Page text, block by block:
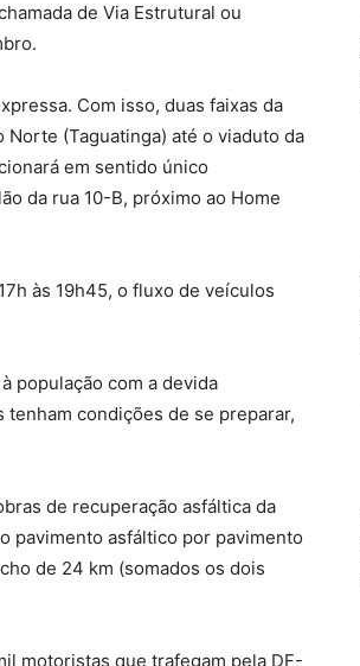
de Via Estrutural ou
Com isso, duas faixas da
(Taguatinga) até o viaduto da
em sentido único
da rua 10-B, próximo ao Home
às 19h45, o fluxo de veículos
população com a devida
condições de se preparar,
de recuperação asfáltica da
pavimento asfáltico por pavimento
de 24 km (somados os dois
motoristas que trafegam pela DF-